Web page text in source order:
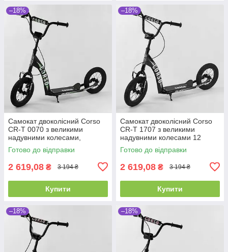
–18%
Самокат двоколісний Corso
CR-T 0070 з великими
надувними колесами,
Чорний, колеса надувні 12",
від 3 років
Готово до відправки
2 619,08 ₴ 3 194 ₴
Купити
–18%
Самокат двоколісний Corso
CR-T 1707 з великими
надувними колесами 12
дюймів, від 3 років, до 70 кг
Готово до відправки
2 619,08 ₴ 3 194 ₴
Купити
–18% –18%